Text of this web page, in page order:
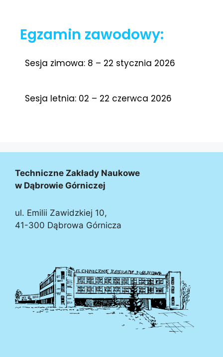
Egzamin zawodowy:
Sesja zimowa: 8 – 22 stycznia 2026
Sesja letnia: 02 – 22 czerwca 2026
Techniczne Zakłady Naukowe
w Dąbrowie Górniczej
ul. Emilii Zawidzkiej 10,
41-300 Dąbrowa Górnicza